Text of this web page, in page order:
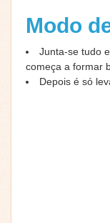
Modo
Junta-se tudo
começa a formar
Depois é só